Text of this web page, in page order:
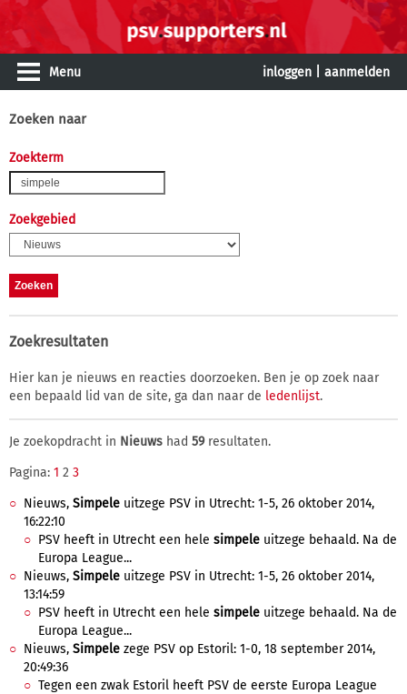
Menu inloggen aanmelden
Zoeken naar
Zoekterm
Zoekgebied
Zoekresultaten
Hier kan je nieuws en reacties doorzoeken. Ben je op zoek naar
een bepaald lid van de site, ga dan naar de ledenlijst.
Je zoekopdracht in Nieuws had 59resultaten.
Pagina: 1 2 3
Nieuws, Simpele uitzege PSV in Utrecht: 1-5, 26 oktober 2014,
16:22:10
PSV heeft in Utrecht een hele simpele uitzege behaald. Na de
Europa League...
Nieuws, Simpele uitzege PSV in Utrecht: 1-5, 26 oktober 2014,
13:14:59
PSV heeft in Utrecht een hele simpele uitzege behaald. Na de
Europa League...
Nieuws, Simpele zege PSV op Estoril: 1-0, 18 september 2014,
20:49:36
Tegen een zwak Estoril heeft PSV de eerste Europa League